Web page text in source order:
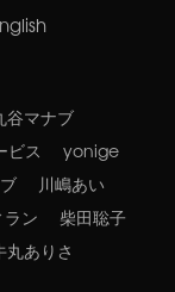
谷マナブ
ビス
yonige
川嶋あい
ン
柴田聡子
丸ありさ